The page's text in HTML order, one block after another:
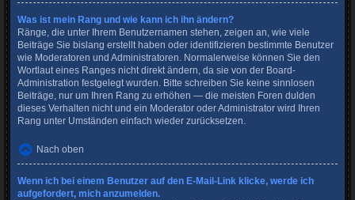
Was ist mein Rang und wie kann ich ihn ändern?
Ränge, die unter Ihrem Benutzernamen stehen, zeigen an, wie viele
Beiträge Sie bislang erstellt haben oder identifizieren bestimmte Benutzer
wie Moderatoren und Administratoren. Normalerweise können Sie den
Wortlaut eines Ranges nicht direkt ändern, da sie von der Board-
Administration festgelegt wurden. Bitte schreiben Sie keine sinnlosen
Beiträge, nur um Ihren Rang zu erhöhen — die meisten Foren dulden
dieses Verhalten nicht und ein Moderator oder Administrator wird Ihren
Rang unter Umständen einfach wieder zurücksetzen.
Nach oben
Wenn ich bei einem Benutzer auf den E-Mail-Link klicke, werde ich
aufgefordert, mich anzumelden.